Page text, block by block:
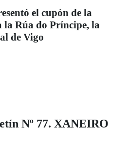
el cupón de la
la Rúa do Príncipe, la
de Vigo
Nº 77. XANEIRO